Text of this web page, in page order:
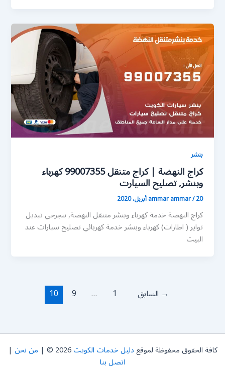
بنشر
كراج النهضة | كراج متنقل 99007355 كهرباء
وبنشر, تصليح السيارت
ammar ammar/20 أبريل، 2020
كراج النهضة خدمة كهرباء وبنشر متنقل النهضة, بنجرجي تبديل
تواير ( اطارات) كهرباء وبنشر خدمة كهربائي تصليح سيارات عند
البيت
→ السابق 1
…
9
10
كافة الحقوق محفوظة لموقعدليل خدمات الكويت2026 © | من نحن |
اتصل بنا